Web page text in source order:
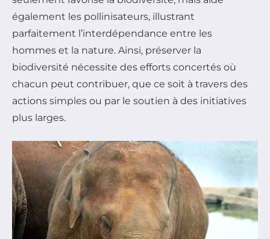
également les pollinisateurs, illustrant
parfaitement l’interdépendance entre les
hommes et la nature. Ainsi, préserver la
biodiversité nécessite des efforts concertés où
chacun peut contribuer, que ce soit à travers des
actions simples ou par le soutien à des initiatives
plus larges.